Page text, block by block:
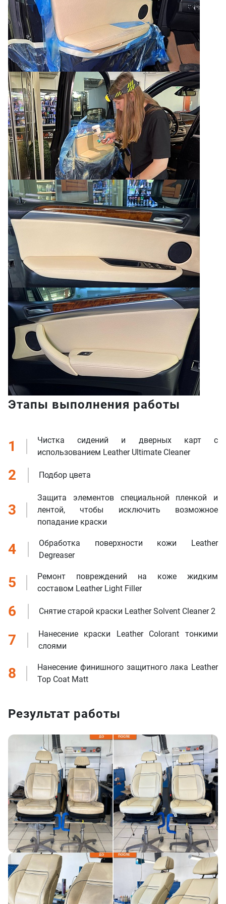
Этапы выполнения работы
1
Чистка сидений и дверных карт с
использованием Leather Ultimate Cleaner
2 Подбор цвета
3
Защита элементов специальной пленкой и
лентой, чтобы исключить возможное
попадание краски
4
Обработка поверхности кожи Leather
Degreaser
5
Ремонт повреждений на коже жидким
составом Leather Light Filler
6 Снятие старой краски Leather Solvent Cleaner 2
7
Нанесение краски Leather Colorant тонкими
слоями
8
Нанесение финишного защитного лака Leather
Top Coat Matt
Результат работы